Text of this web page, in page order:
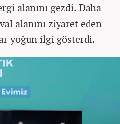
alanını gezdi. Daha
alanını ziyaret eden
yoğun ilgi gösterdi.